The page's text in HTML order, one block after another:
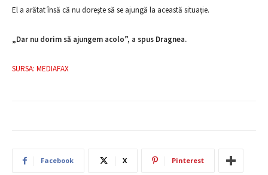
El a arătat însă că nu doreşte să se ajungă la această situaţie.
„Dar nu dorim să ajungem acolo”, a spus Dragnea.
SURSA: MEDIAFAX
Facebook X Pinterest